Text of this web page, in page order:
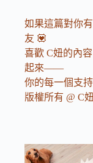
如果這篇對你
友 💟
喜歡 C妞的內容
起來——
你的每一個支
版權所有 @ C